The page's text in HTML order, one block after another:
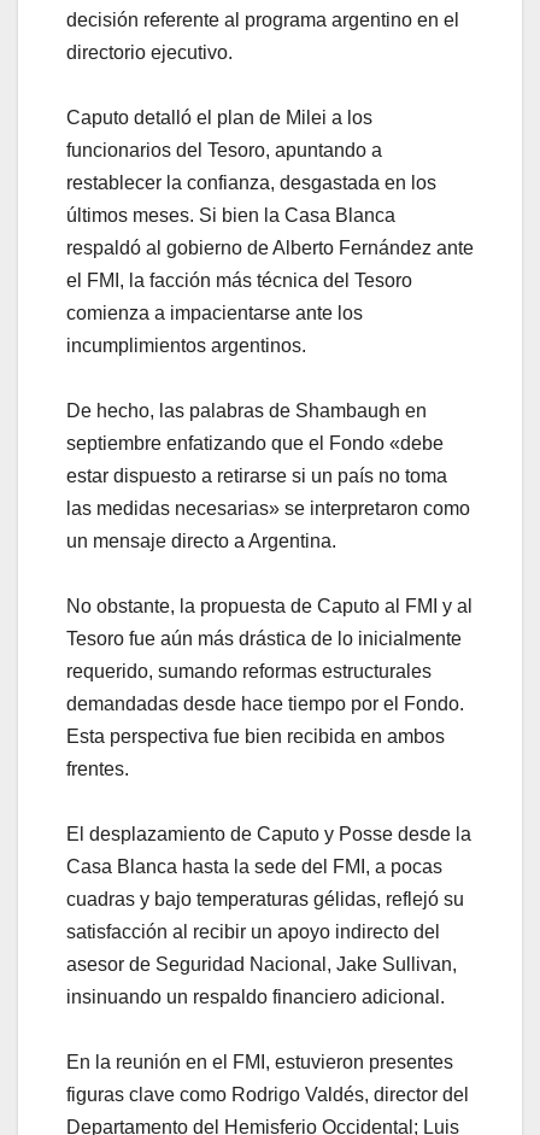
decisión referente al programa argentino en el
directorio ejecutivo.
Caputo detalló el plan de Milei a los
funcionarios del Tesoro, apuntando a
restablecer la confianza, desgastada en los
últimos meses. Si bien la Casa Blanca
respaldó al gobierno de Alberto Fernández ante
el FMI, la facción más técnica del Tesoro
comienza a impacientarse ante los
incumplimientos argentinos.
De hecho, las palabras de Shambaugh en
septiembre enfatizando que el Fondo «debe
estar dispuesto a retirarse si un país no toma
las medidas necesarias» se interpretaron como
un mensaje directo a Argentina.
No obstante, la propuesta de Caputo al FMI y al
Tesoro fue aún más drástica de lo inicialmente
requerido, sumando reformas estructurales
demandadas desde hace tiempo por el Fondo.
Esta perspectiva fue bien recibida en ambos
frentes.
El desplazamiento de Caputo y Posse desde la
Casa Blanca hasta la sede del FMI, a pocas
cuadras y bajo temperaturas gélidas, reflejó su
satisfacción al recibir un apoyo indirecto del
asesor de Seguridad Nacional, Jake Sullivan,
insinuando un respaldo financiero adicional.
En la reunión en el FMI, estuvieron presentes
figuras clave como Rodrigo Valdés, director del
Departamento del Hemisferio Occidental; Luis